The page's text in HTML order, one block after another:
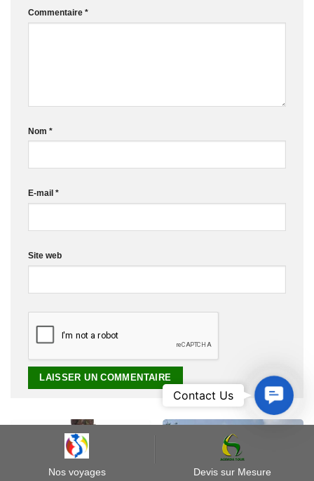
Commentaire *
Nom *
E-mail *
Site web
Nos voyages Devis sur Mesure
Contact
Us
Contact Us